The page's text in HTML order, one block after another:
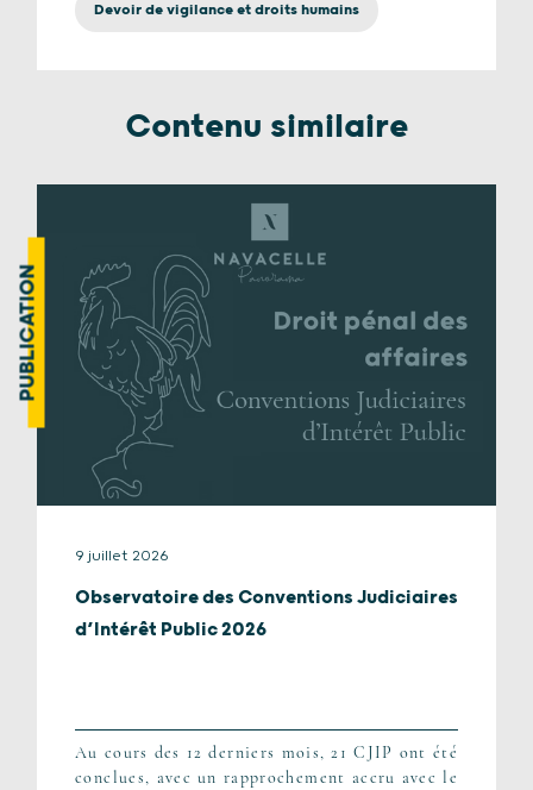
Devoir de vigilance et droits humains
Contenu similaire
PUBLICATION
9 juillet 2026
Observatoire des Conventions Judiciaires
d’Intérêt Public 2026
Au cours des 12 derniers mois, 21 CJIP ont été
conclues, avec un rapprochement accru avec le